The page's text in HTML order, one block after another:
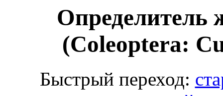
Определитель
(Coleoptera:
Быстрый переход: